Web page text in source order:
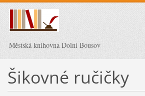
Městská knihovna Dolní Bousov
Šikovné ručičky